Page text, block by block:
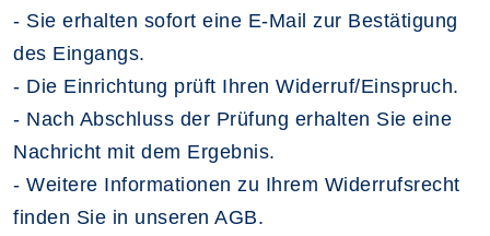
- Sie erhalten sofort eine E-Mail zur Bestätigung
des Eingangs.
- Die Einrichtung prüft Ihren Widerruf/Einspruch.
- Nach Abschluss der Prüfung erhalten Sie eine
Nachricht mit dem Ergebnis.
- Weitere Informationen zu Ihrem Widerrufsrecht
finden Sie in unseren AGB.